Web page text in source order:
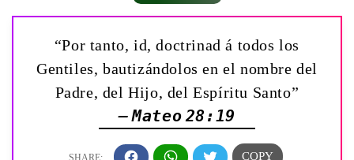
“Por tanto, id, doctrinad á todos los
Gentiles, bautizándolos en el nombre del
Padre, del Hijo, del Espíritu Santo”
— Mateo 28:19